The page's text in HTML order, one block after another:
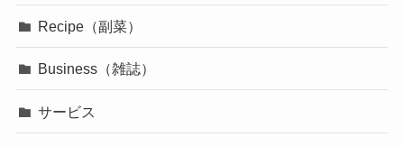
Recipe（副菜）
Business（雑誌）
サービス